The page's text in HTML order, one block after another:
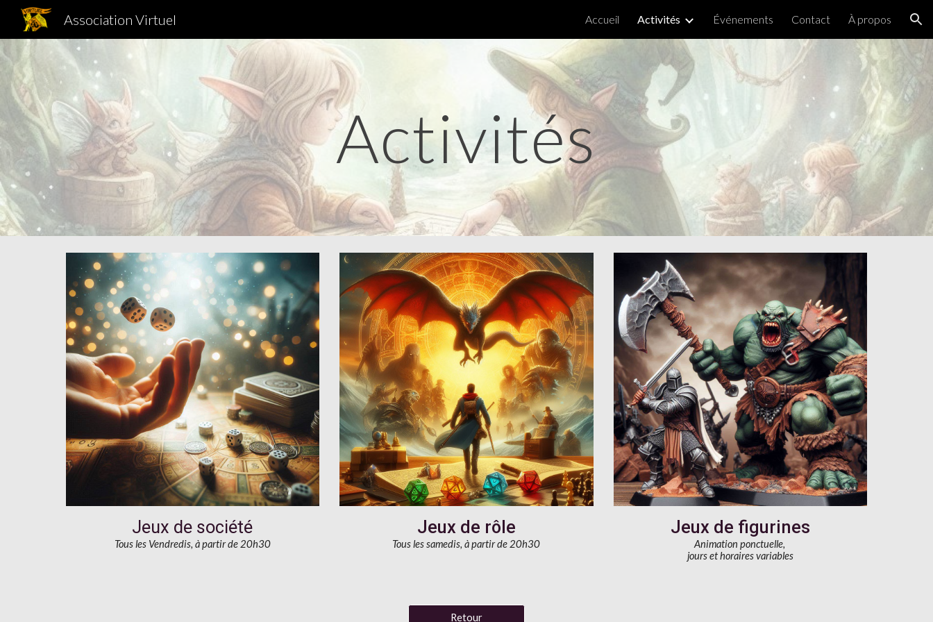
Skip to navigation
Association Virtuel Accueil Activités Événements Contact À propos
Activités
Jeux de société
Tous les Vendredis, à partir de 20h30
Jeux de rôle
Tous les samedis, à partir de 20h30
Jeux de figurines
Animation ponctuelle,
jours et horaires variables
Retour